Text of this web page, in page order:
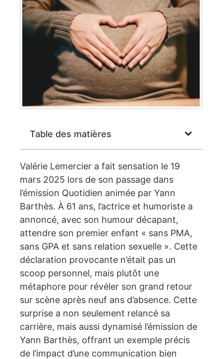
Table des matières
Valérie Lemercier a fait sensation le 19
mars 2025 lors de son passage dans
l’émission Quotidien animée par Yann
Barthès. À 61 ans, l’actrice et humoriste a
annoncé, avec son humour décapant,
attendre son premier enfant « sans PMA,
sans GPA et sans relation sexuelle ». Cette
déclaration provocante n’était pas un
scoop personnel, mais plutôt une
métaphore pour révéler son grand retour
sur scène après neuf ans d’absence. Cette
surprise a non seulement relancé sa
carrière, mais aussi dynamisé l’émission de
Yann Barthès, offrant un exemple précis
de l’impact d’une communication bien